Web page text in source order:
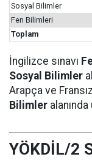
Sosyal Bilimler
Fen Bilimleri
Toplam
İngilizce sınavı
Sosyal Bilimler
Arapça ve
Bilimler
YÖKDİL/2